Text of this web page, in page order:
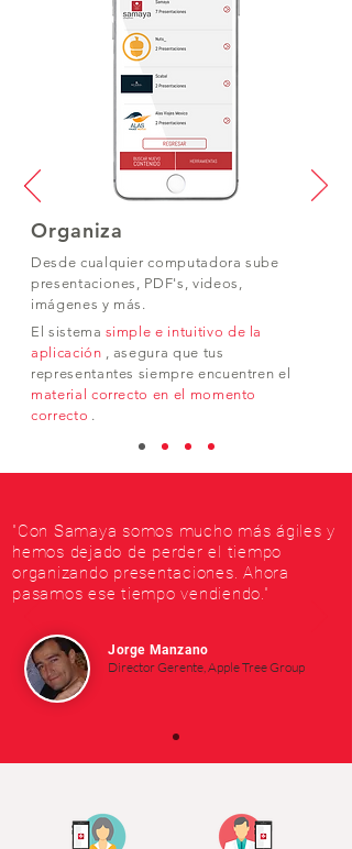
Organiza
Desde cualquier computadora sube
presentaciones, PDF's, videos,
imágenes y más.
El sistema simple e intuitivo de la
aplicación , asegura que tus
representantes siempre encuentren el
material correcto en el momento
correcto .
"Con Samaya somos mucho más ágiles y
hemos dejado de perder el tiempo
organizando presentaciones. Ahora
pasamos ese tiempo vendiendo."
Jorge Manzano
Director Gerente, Apple Tree Group